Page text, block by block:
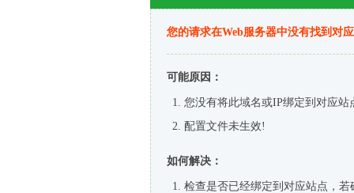
您的请求在Web服务器中没有找到对
可能原因：
您没有将此域名或IP绑定到对应站
配置文件未生效!
如何解决：
检查是否已经绑定到对应站点，